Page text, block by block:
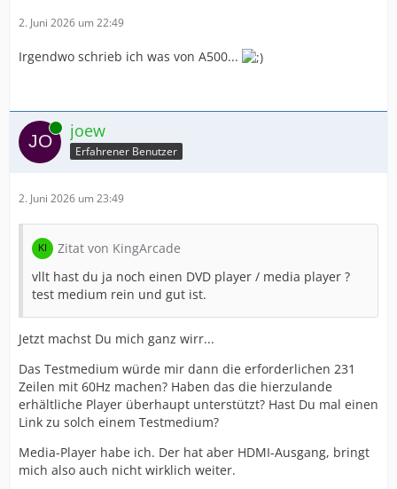
2. Juni 2026 um 22:49
Irgendwo schrieb ich was von A500...
Online joew
Erfahrener Benutzer
2. Juni 2026 um 23:49
Zitat von KingArcade
vllt hast du ja noch einen DVD player / media player ?
test medium rein und gut ist.
Jetzt machst Du mich ganz wirr...
Das Testmedium würde mir dann die erforderlichen 231
Zeilen mit 60Hz machen? Haben das die hierzulande
erhältliche Player überhaupt unterstützt? Hast Du mal einen
Link zu solch einem Testmedium?
Media-Player habe ich. Der hat aber HDMI-Ausgang, bringt
mich also auch nicht wirklich weiter.